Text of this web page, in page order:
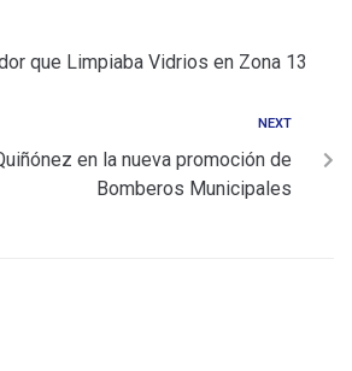
que Limpiaba Vidrios en Zona 13
NEXT
en la nueva promoción de
Bomberos Municipales